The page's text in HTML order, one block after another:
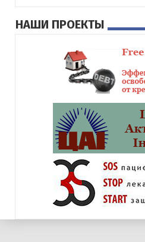
НАШИ ПРОЕКТЫ